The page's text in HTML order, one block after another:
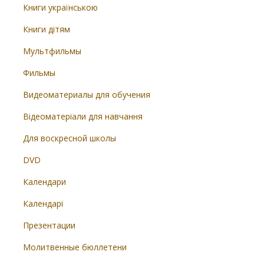
Книги українською
Книги дітям
Мультфильмы
Фильмы
Видеоматериалы для обучения
Відеоматеріали для навчання
Для воскресной школы
DVD
Календари
Календарі
Презентации
Молитвенные бюллетени